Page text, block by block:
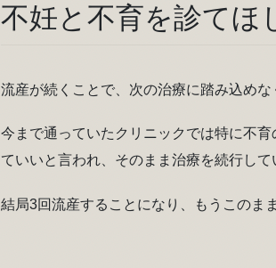
不妊と不育を診てほ
流産が続くことで、次の治療に踏み込めな
今まで通っていたクリニックでは特に不
ていいと言われ、そのまま治療を続行して
結局3回流産することになり、もうこのま